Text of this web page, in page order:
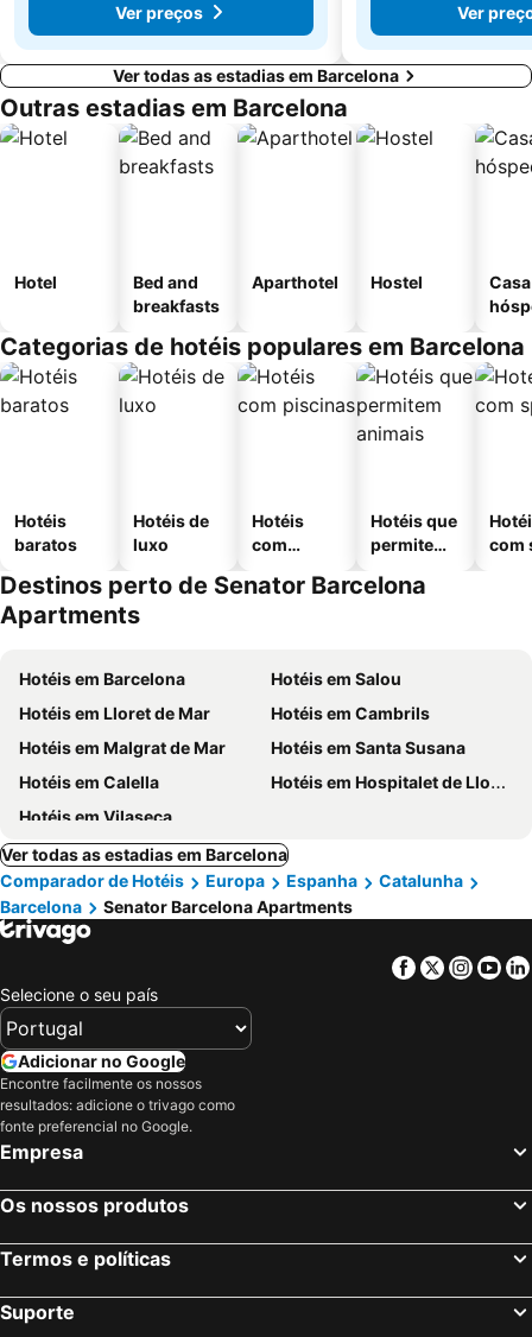
Ver preços
Ver
Ver todas as estadias em Barcelona
Outras estadias em Barcelona
Hotel
Bed and
breakfasts
Aparthotel Hostel
Categorias de hotéis populares em Barcelona
Hotéis
baratos
Hotéis de
luxo
Hotéis
com
Hotéis que
permitem
com
Destinos perto de Senator Barcelona
Apartments
Hotéis em Barcelona
Hotéis em Salou
Hotéis em Lloret de Mar
Hotéis em Cambrils
Hotéis em Malgrat de Mar
Hotéis em Santa Susana
Hotéis em Calella
Hotéis em Hospitalet de Llobregat
Hotéis em Vilaseca
Ver todas as estadias em Barcelona
Comparador de Hotéis
Europa Espanha
Catalunha
Barcelona
Senator Barcelona Apartments
Facebook
Twitter
Selecione o seu país
Adicionar no Google
Encontre facilmente os nossos
resultados: adicione o trivago como
fonte preferencial no Google.
Empresa
Os nossos produtos
Termos e políticas
Suporte